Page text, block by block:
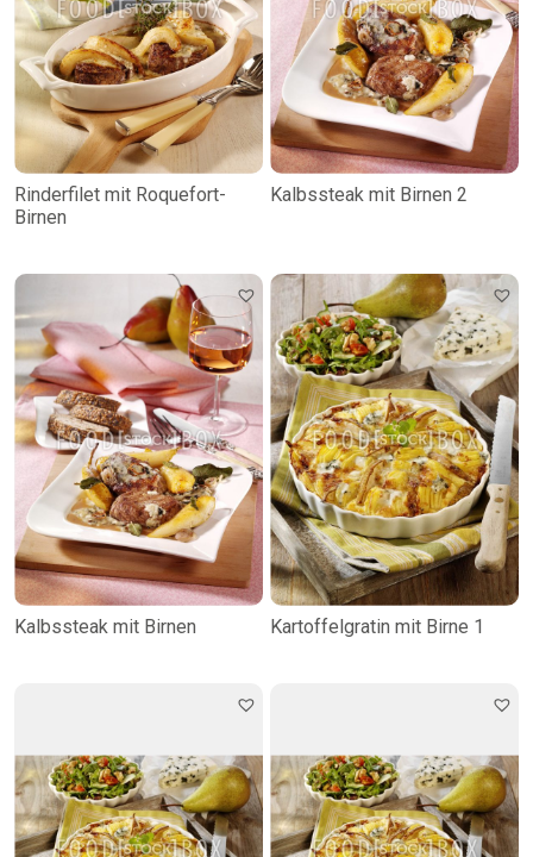
Rinderfilet mit Roquefort-
Birnen
Kalbssteak mit Birnen 2
Kalbssteak mit Birnen Kartoffelgratin mit Birne 1